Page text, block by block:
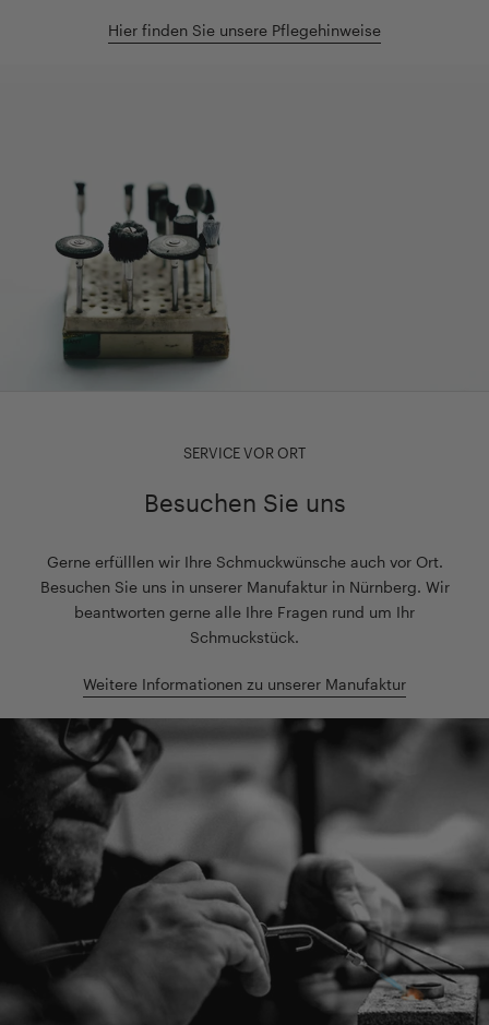
Hier finden Sie unsere Pflegehinweise
SERVICE VOR ORT
Besuchen Sie uns
Gerne erfülllen wir Ihre Schmuckwünsche auch vor Ort.
Besuchen Sie uns in unserer Manufaktur in Nürnberg. Wir
beantworten gerne alle Ihre Fragen rund um Ihr
Schmuckstück.
Weitere Informationen zu unserer Manufaktur